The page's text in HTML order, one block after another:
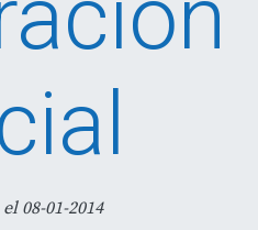
08-01-2014